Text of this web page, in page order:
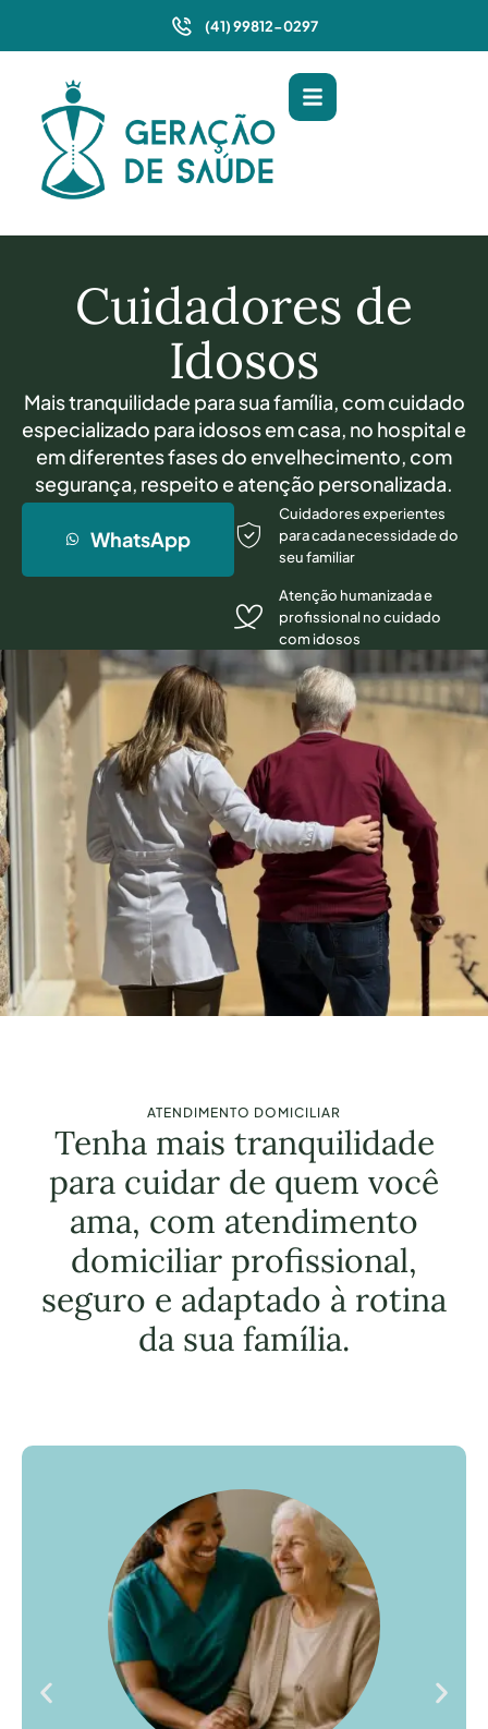
(41) 99812-0297
Cuidadores de
Idosos
Mais tranquilidade para sua família, com cuidado
especializado para idosos em casa, no hospital e
em diferentes fases do envelhecimento, com
segurança, respeito e atenção personalizada.
WhatsApp
Cuidadores experientes
para cada necessidade do
seu familiar
Atenção humanizada e
profissional no cuidado
com idosos
ATENDIMENTO DOMICILIAR
Tenha mais tranquilidade
para cuidar de quem você
ama, com atendimento
domiciliar profissional,
seguro e adaptado à rotina
da sua família.